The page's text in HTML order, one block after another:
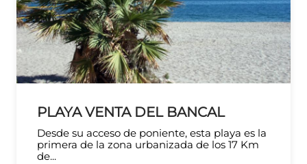
Leaflet©OpenStreetMapcontributors
PLAYA VENTA DEL BANCAL
Desde su acceso de poniente, esta playa es la
primera de la zona urbanizada de los 17 Km
de...